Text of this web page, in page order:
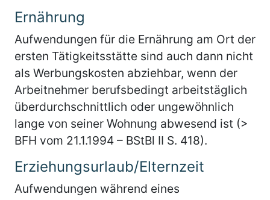
Ernährung
Aufwendungen für die Ernährung am Ort der
ersten Tätigkeitsstätte sind auch dann nicht
als Werbungskosten abziehbar, wenn der
Arbeitnehmer berufsbedingt arbeitstäglich
überdurchschnittlich oder ungewöhnlich
lange von seiner Wohnung abwesend ist (>
BFH vom 21.1.1994 – BStBl II S. 418).
Erziehungsurlaub/Elternzeit
Aufwendungen während eines